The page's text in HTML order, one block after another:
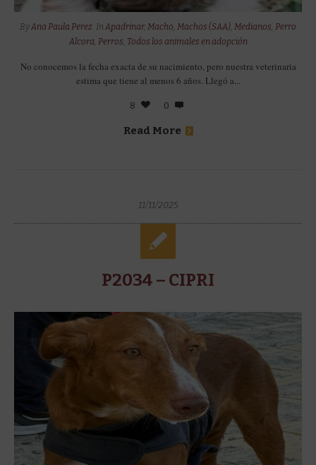
ByAna Paula Perez In Apadrinar, Macho, Machos (SAA), Medianos, Perro
Alcora, Perros, Todos los animales en adopción
No conocemos la fecha exacta de su nacimiento, pero nuestra veterinaria
estima que tiene al menos 6 años. Llegó a...
8 0
Read More
11/11/2025
P2034 – CIPRI